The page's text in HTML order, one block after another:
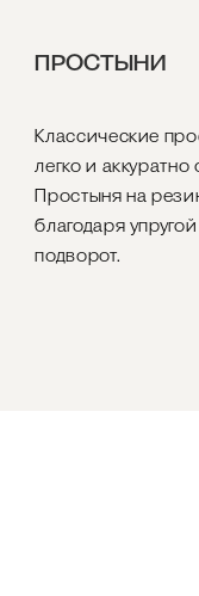
ПРОСТЫНИ
Классические
легко и
Простыня на
благодаря
подворот.